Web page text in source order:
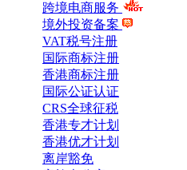
跨境电商服务
境外投资备案
VAT税号注册
国际商标注册
香港商标注册
国际公证认证
CRS全球征税
香港专才计划
香港优才计划
离岸豁免